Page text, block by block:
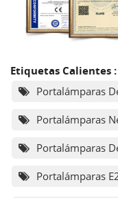
Etiquetas Calientes :
Portalámparas
Portalámparas
Portalámparas
Portalámparas